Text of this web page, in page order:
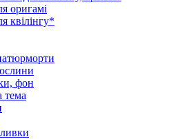
оригамі
квілінгу*
фон
тема